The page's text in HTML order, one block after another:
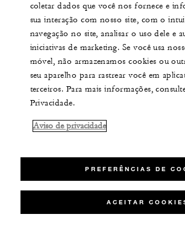
coletar dados que você nos fornece e
sua interação com nosso site, com o
navegação no site, analisar o uso dele e
iniciativas de marketing. Se você usa
móvel, não armazenamos cookies ou
seu aparelho para rastrear você em
terceiros. Para mais informações,
Privacidade.
Aviso de privacidade
PREFERÊNCIAS DE
ACEITAR